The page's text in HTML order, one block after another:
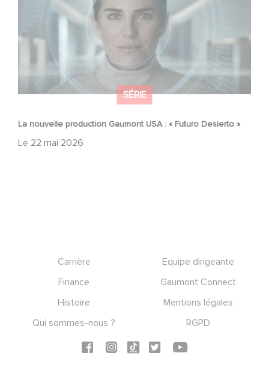
SÉRIE
La nouvelle production Gaumont USA : « Futuro Desierto »
Le 22 mai 2026
Carrière
Equipe dirigeante
Finance
Gaumont Connect
Histoire
Mentions légales
Qui sommes-nous ?
RGPD
Social icons